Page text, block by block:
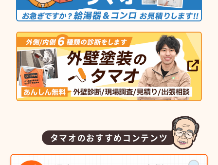
タマオのおすすめコンテンツ